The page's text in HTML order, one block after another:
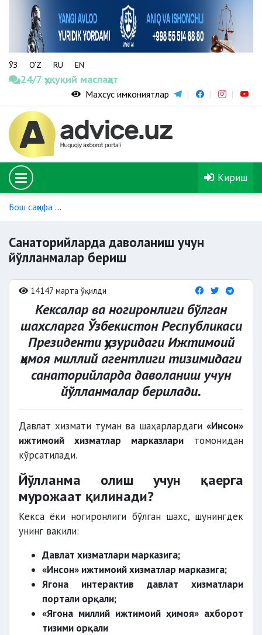
ЎЗ O‘Z RU EN
24/7 ҳуқуқий маслаҳат
Махсус имкониятлар
Кириш
Бош саҳифа
Санаторийларда даволаниш учун
йўлланмалар бериш
14147 марта ўқилди
Кексалар ва ногиронлиги бўлган
шахсларга Ўзбекистон Республикаси
Президенти ҳузуридаги Ижтимоий
ҳимоя миллий агентлиги тизимидаги
санаторийларда даволаниш учун
йўлланмалар берилади.
Давлат хизмати туман ва шаҳарлардаги «Инсон»
ижтимоий хизматлар марказлари томонидан
кўрсатилади.
Йўлланма олиш учун қаерга
мурожаат қилинади?
Кекса ёки ногиронлиги бўлган шахс, шунингдек
унинг вакили:
Давлат хизматлари марказига;
«Инсон» ижтимоий хизматлар марказига;
Ягона интерактив давлат хизматлари
портали орқали;
«Ягона миллий ижтимоий ҳимоя» ахборот
тизими орқали